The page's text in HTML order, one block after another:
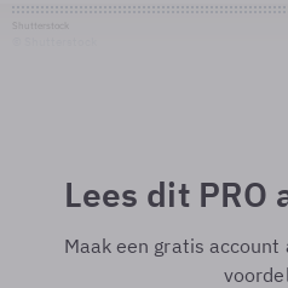
Lees dit
Maak een gratis account